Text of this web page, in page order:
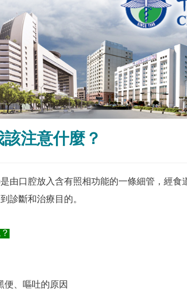
注意什麼？
由口腔放入含有照相功能的一條細管，經
診斷和治療目的。
便、嘔吐的原因